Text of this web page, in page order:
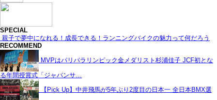
SPECIAL
親子で夢中になれる！成長できる！ランニングバイクの魅力って何だろう
RECOMMEND
MVPはパリパラリンピック金メダリスト杉浦佳子 JCF初とな
る年間授賞式「ジャパンサ…
【Pick Up】中井飛馬が5年ぶり2度目の日本一 全日本BMX選